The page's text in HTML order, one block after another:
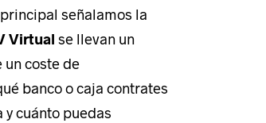
señalamos la
Virtual se llevan un
coste de
banco o caja contrates
cuánto puedas
Responsable:Coodex Marketing S.L.
Finalidad:
Destinatarios:
interés vital.
Tiene derecho de acceso, rectificación, cancelación,
oposición, portabilidad de datos y al olvido.